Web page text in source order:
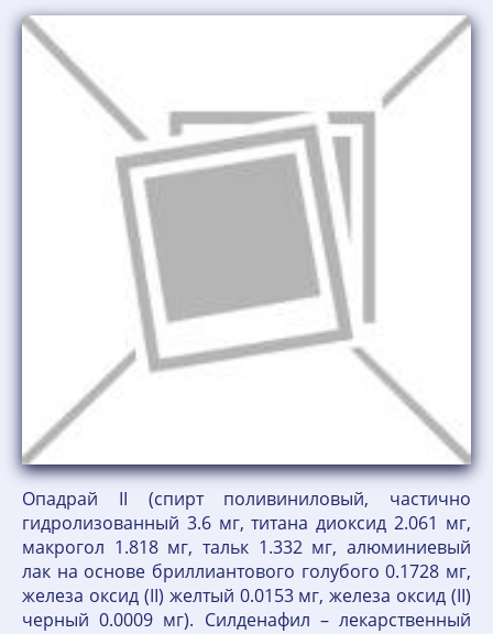
Опадрай II (спирт поливиниловый, частично
гидролизованный 3.6 мг, титана диоксид 2.061 мг,
макрогол 1.818 мг, тальк 1.332 мг, алюминиевый
лак на основе бриллиантового голубого 0.1728 мг,
железа оксид (II) желтый 0.0153 мг, железа оксид (II)
черный 0.0009 мг). Силденафил – лекарственный